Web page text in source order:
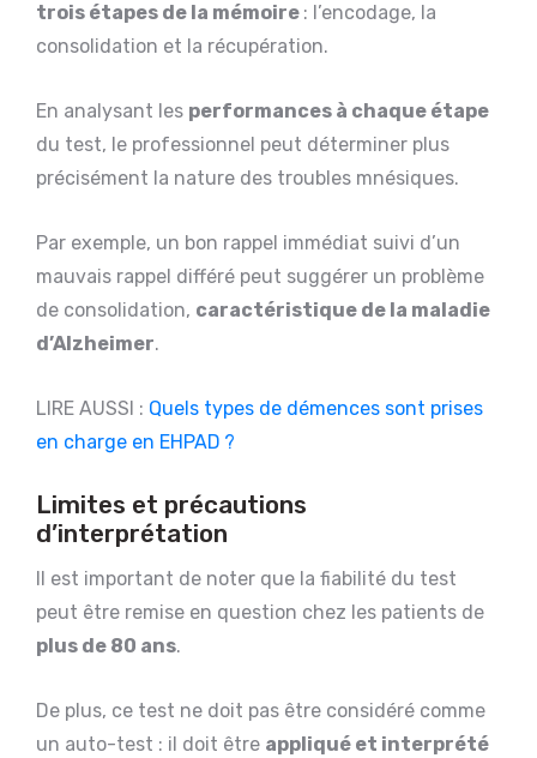
trois étapes de la mémoire : l’encodage, la
consolidation et la récupération.
En analysant les performances à chaque étape
du test, le professionnel peut déterminer plus
précisément la nature des troubles mnésiques.
Par exemple, un bon rappel immédiat suivi d’un
mauvais rappel différé peut suggérer un problème
de consolidation, caractéristique de la maladie
d’Alzheimer.
LIRE AUSSI : Quels types de démences sont prises
en charge en EHPAD ?
Limites et précautions
d’interprétation
Il est important de noter que la fiabilité du test
peut être remise en question chez les patients de
plus de 80 ans.
De plus, ce test ne doit pas être considéré comme
un auto-test : il doit être appliqué et interprété